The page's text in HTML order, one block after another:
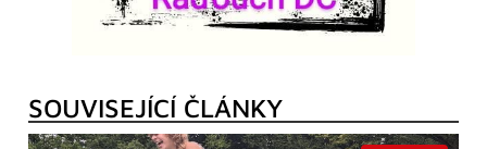
SOUVISEJÍCÍ ČLÁNKY